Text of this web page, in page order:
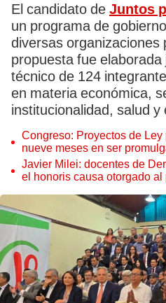
El candidato de Juntos
un programa de
diversas organizaciones
propuesta fue
técnico de 124
en materia económica,
institucionalidad, salud y
Congreso: Proyectos de
nueve meses en ser
Javier Milei: docentes de
el honoris causa otorgado